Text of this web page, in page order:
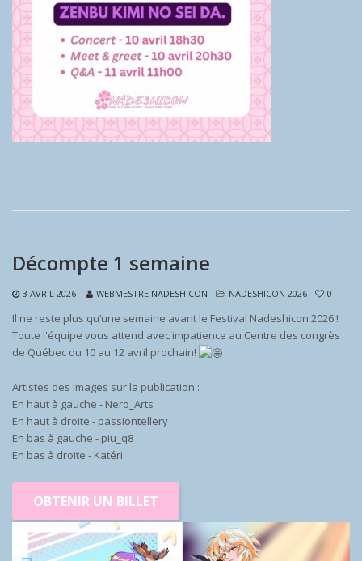
Décompte 1 semaine
3 AVRIL 2026 WEBMESTRE NADESHICON NADESHICON 2026 0
Il ne reste plus qu’une semaine avant le Festival Nadeshicon 2026 !
Toute l'équipe vous attend avec impatience au Centre des congrès
de Québec du 10 au 12 avril prochain!
Artistes des images sur la publication :
En haut à gauche - Nero_Arts
En haut à droite - passiontellery
En bas à gauche - piu_q8
En bas à droite - Katéri
OBTENIR UN BILLET